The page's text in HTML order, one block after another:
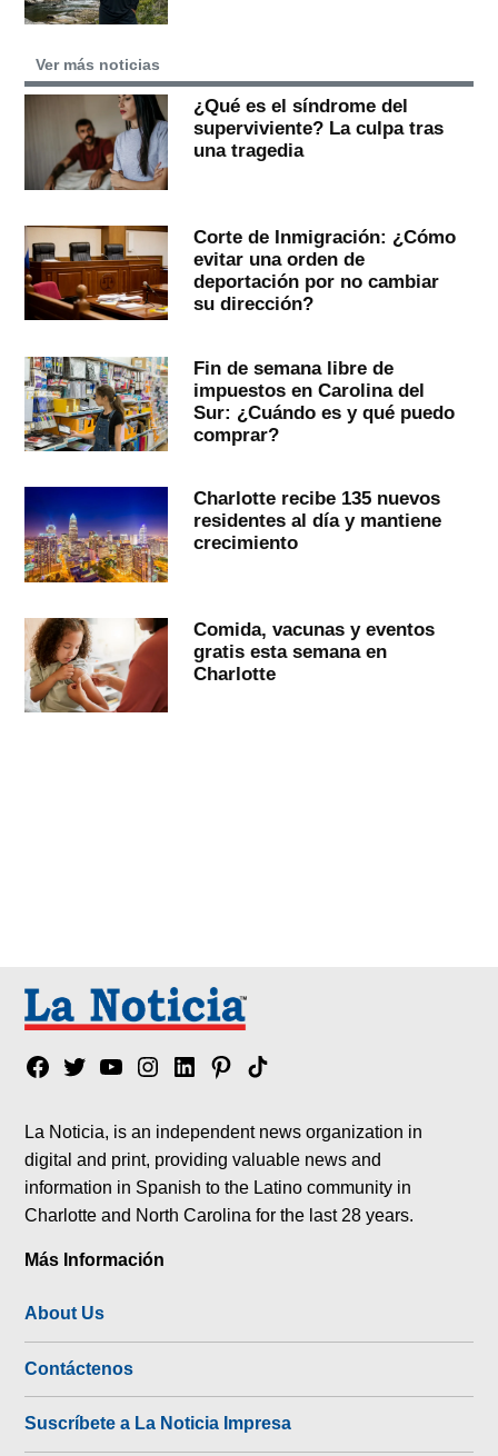
Ver más noticias
¿Qué es el síndrome del
superviviente? La culpa tras
una tragedia
Corte de Inmigración: ¿Cómo
evitar una orden de
deportación por no cambiar
su dirección?
Fin de semana libre de
impuestos en Carolina del
Sur: ¿Cuándo es y qué puedo
comprar?
Charlotte recibe 135 nuevos
residentes al día y mantiene
crecimiento
Comida, vacunas y eventos
gratis esta semana en
Charlotte
Facebook
TwitterYouTubeInstagram
LinkedinPinterest
Tik
La Noticia, is an independent news organization in
digital and print, providing valuable news and
information in Spanish to the Latino community in
Charlotte and North Carolina for the last 28 years.
Más Información
About Us
Contáctenos
Suscríbete a La Noticia Impresa